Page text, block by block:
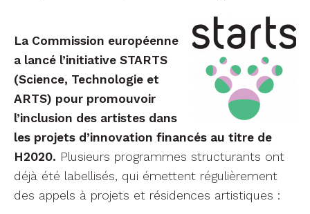
La Commission européenne
a lancé l’initiative STARTS
(Science, Technologie et
ARTS) pour promouvoir
l’inclusion des artistes dans
les projets d’innovation financés au titre de
H2020. Plusieurs programmes structurants ont
déjà été labellisés, qui émettent régulièrement
des appels à projets et résidences artistiques :